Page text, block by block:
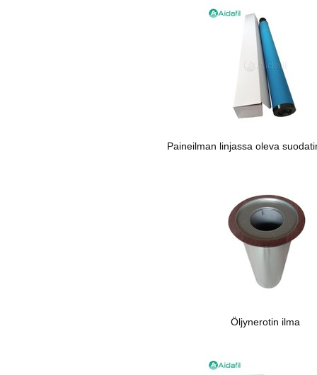
Paineilman linjassa oleva
Öljynerotin ilma